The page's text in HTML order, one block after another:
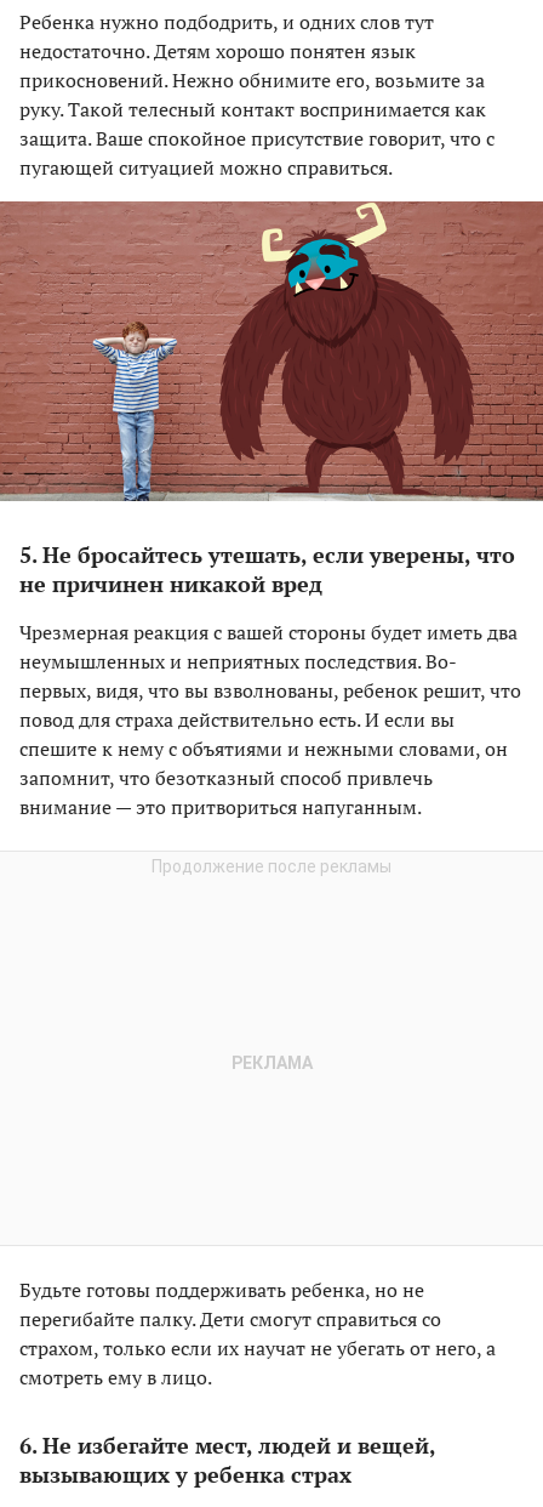
Ребенка нужно подбодрить, и одних слов тут
недостаточно. Детям хорошо понятен язык
прикосновений. Нежно обнимите его, возьмите за
руку. Такой телесный контакт воспринимается как
защита. Ваше спокойное присутствие говорит, что с
пугающей ситуацией можно справиться.
5. Не бросайтесь утешать, если уверены, что
не причинен никакой вред
Чрезмерная реакция с вашей стороны будет иметь два
неумышленных и неприятных последствия. Во-
первых, видя, что вы взволнованы, ребенок решит, что
повод для страха действительно есть. И если вы
спешите к нему с объятиями и нежными словами, он
запомнит, что безотказный способ привлечь
внимание — это притвориться напуганным.
Будьте готовы поддерживать ребенка, но не
перегибайте палку. Дети смогут справиться со
страхом, только если их научат не убегать от него, а
смотреть ему в лицо.
6. Не избегайте мест, людей и вещей,
вызывающих у ребенка страх